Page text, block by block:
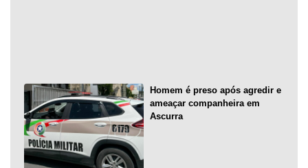
Homem é preso após agredir e
ameaçar companheira em
Ascurra